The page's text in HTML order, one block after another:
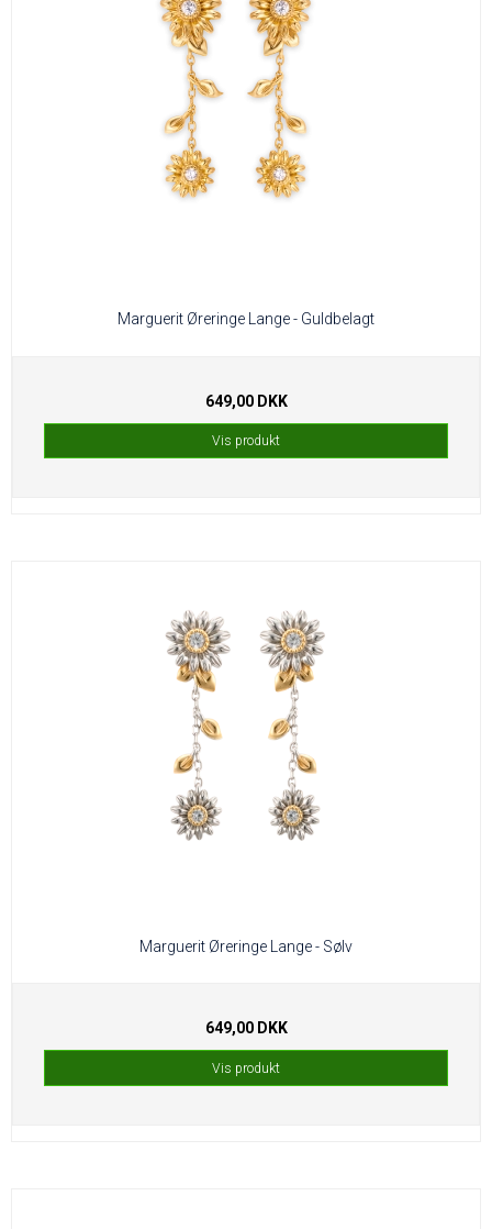
Marguerit Øreringe Lange - Guldbelagt
649,00 DKK
Vis produkt
Marguerit Øreringe Lange - Sølv
649,00 DKK
Vis produkt